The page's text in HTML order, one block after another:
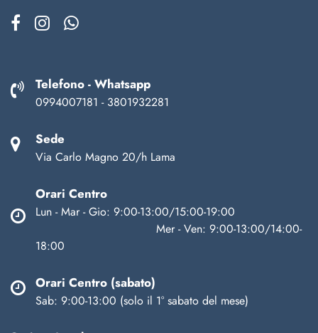
Telefono - Whatsapp
0994007181 - 3801932281
Sede
Via Carlo Magno 20/h Lama
Orari Centro
Lun - Mar - Gio: 9:00-13:00/15:00-19:00
Mer - Ven: 9:00-13:00/14:00-
18:00
Orari Centro (sabato)
Sab: 9:00-13:00 (solo il 1° sabato del mese)